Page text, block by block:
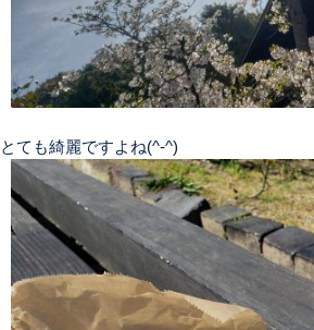
とても綺麗ですよね(^-^)